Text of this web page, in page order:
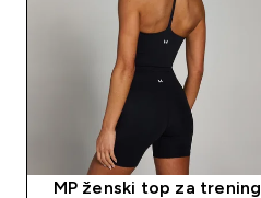
MP ženski top za trening